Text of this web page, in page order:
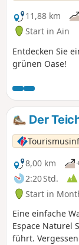
11,88 km
Start in Ain
Entdecken Sie
grünen Oase!
Der
8,00 km
2:20 Std.
Start in
Eine einfache
Espace Naturel
führt.